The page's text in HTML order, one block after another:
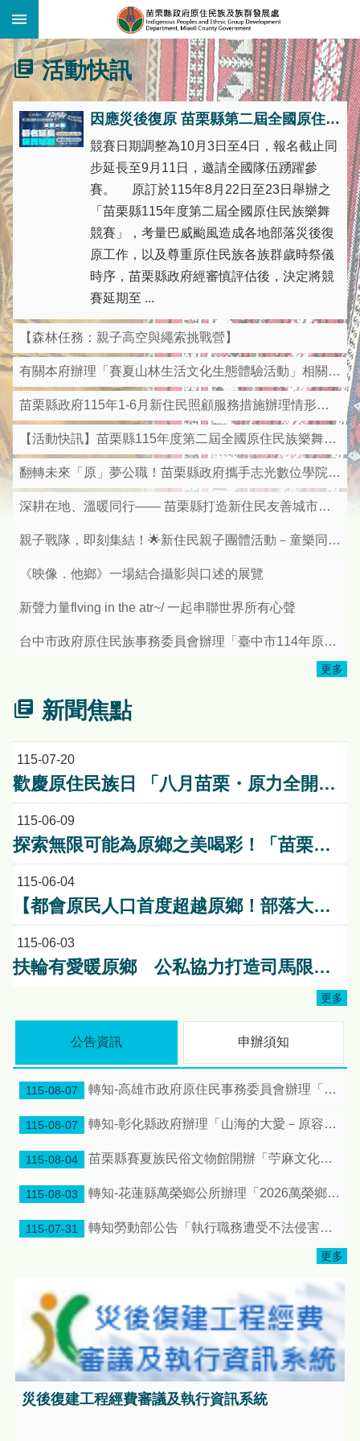
跳到主要內容區塊
:::
活動快訊
因應災後復原 苗栗縣第二屆全國原住民族樂舞競賽延期辦理
競賽日期調整為10月3日至4日，報名截止同
步延長至9月11日，邀請全國隊伍踴躍參
賽。 原訂於115年8月22日至23日舉辦之
「苗栗縣115年度第二屆全國原住民族樂舞
競賽」，考量巴威颱風造成各地部落災後復
原工作，以及尊重原住民族各族群歲時祭儀
時序，苗栗縣政府經審慎評估後，決定將競
賽延期至 ...
【森林任務：親子高空與繩索挑戰營】
有關本府辦理「賽夏山林生活文化生態體驗活動」相關資料
苗栗縣政府115年1-6月新住民照顧服務措施辦理情形及亮點成果彙整表
【活動快訊】苗栗縣115年度第二屆全國原住民族樂舞競賽即日起受理報名
翻轉未來「原」夢公職！苗栗縣政府攜手志光數位學院 推出115年原住民族四等特考衝刺班
深耕在地、溫暖同行—— 苗栗縣打造新住民友善城市獲中央優等肯定
親子戰隊，即刻集結！🌟新住民親子團體活動－童樂同行．漆彈歡聚日🌟
《映像．他鄉》一場結合攝影與口述的展覽
新聲力量flving in the atr~/ 一起串聯世界所有心聲
台中市政府原住民族事務委員會辦理「臺中市114年原住民族日—mapacun看見原視界影片徵選」活動，請踴躍報名參加!
更多
新聞焦點
115-07-20
歡慶原住民族日 「八月苗栗・原力全開！」 原民八月系列活動熱情登場 傳統競技、特展、手作一次體驗
115-06-09
探索無限可能為原鄉之美喝彩！「苗栗原鄉嘉年華～High Fun 苗栗 Chill 起來」活動前記者會暨苗栗原鄉競賽頒獎典禮!
115-06-04
【都會原民人口首度超越原鄉！部落大學啟動「雙軌教育」新模式】
115-06-03
扶輪有愛暖原鄉 公私協力打造司馬限文健站安心照護環境
更多
公告資訊 申辦須知
115-08-07 轉知-高雄市政府原住民事務委員會辦理「115年高雄市原住民族運動會暨116年全國原住民族運動會選拔賽」活動簡章及各競賽項目技術手冊各1份
115-08-07 轉知-彰化縣政府辦理「山海的大愛－原容之美：第十屆台灣原住民海報雙年展」彰化縣原住民生活館巡迴特展
115-08-04 苗栗縣賽夏族民俗文物館開辦「苧麻文化人才培育」及「導覽人才研習課程」共同推廣在地原住民族文化傳承，邀請大家踴躍報名!
115-08-03 轉知-花蓮縣萬榮鄉公所辦理「2026萬榮鄉鄉長盃原住民傳統射箭邀請賽」日程更正案，惠請宣傳周知
115-07-31 轉知勞動部公告「執行職務遭受不法侵害預防指引」1份
更多
災後復建工程經費審議及執行資訊系統